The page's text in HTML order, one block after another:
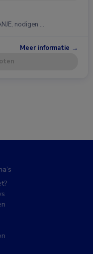
nodigen …
Meer informatie →